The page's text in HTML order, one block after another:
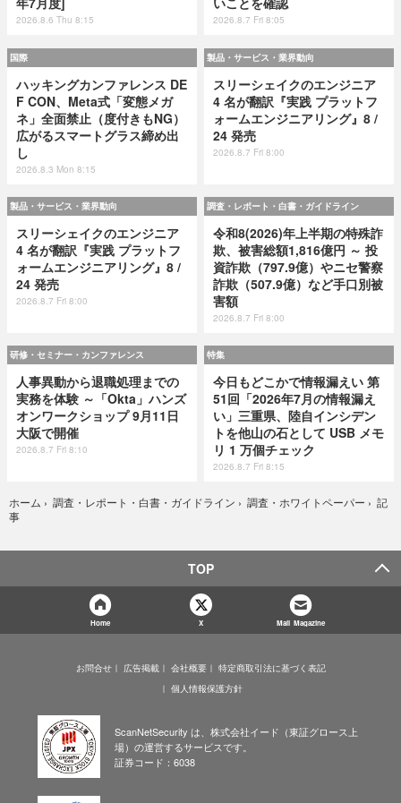
2026.8.6 Thu 8:15 2026.8.7 Fri 8:05
国際
ハッキングカンファレンス DE
F CON、Meta式「変態メガ
ネ」全面禁止（度付きもNG）
広がるスマートグラス締め出
し
2026.8.3 Mon 8:15
製品・サービス・業界動向
スリーシェイクのエンジニア
4 名が翻訳『実践 プラットフ
ォームエンジニアリング』8 /
24 発売
2026.8.7 Fri 8:00
製品・サービス・業界動向
スリーシェイクのエンジニア
4 名が翻訳『実践 プラットフ
ォームエンジニアリング』8 /
24 発売
2026.8.7 Fri 8:00
調査・レポート・白書・ガイドライン
令和8(2026)年上半期の特殊詐
欺、被害総額1,816億円 ～ 投
資詐欺（797.9億）やニセ警察
詐欺（507.9億）など手口別被
害額
2026.8.7 Fri 8:00
研修・セミナー・カンファレンス
人事異動から退職処理までの
実務を体験 ～「Okta」ハンズ
オンワークショップ 9月11日
大阪で開催
2026.8.7 Fri 8:10
特集
今日もどこかで情報漏えい 第
51回「2026年7月の情報漏え
い」三重県、陸自インシデン
トを他山の石として USB メモ
リ 1 万個チェック
2026.8.7 Fri 8:15
ホーム › 調査・レポート・白書・ガイドライン › 調査・ホワイトペーパー › 記
事
TOP
Home X Mail Magazine
お問合せ 広告掲載 会社概要
特定商取引法に基づく表記
個人情報保護方針
ScanNetSecurity は、株式会社イード（東証グロース上
場）の運営するサービスです。
証券コード：6038